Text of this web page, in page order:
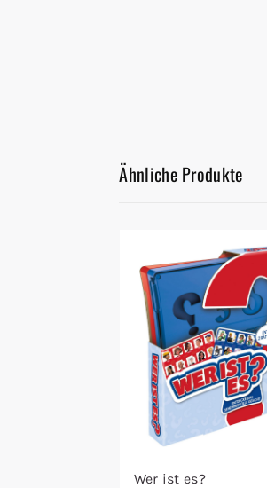
Ähnliche Produkte
Wer ist es?